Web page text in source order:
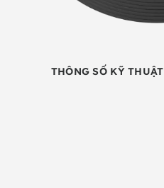
THÔNG SỐ KỸ THUẬT